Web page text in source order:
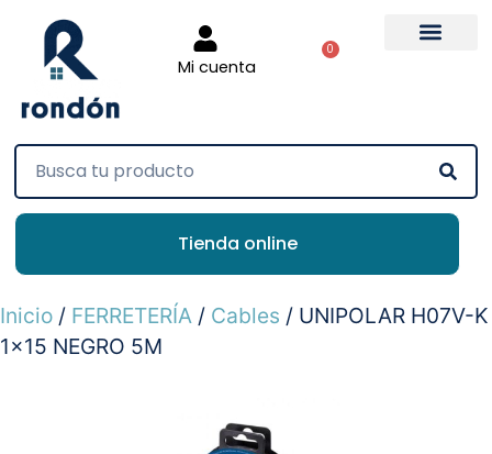
Mi cuenta
0
Tienda online
Inicio / FERRETERÍA / Cables / UNIPOLAR H07V-K
1×15 NEGRO 5M